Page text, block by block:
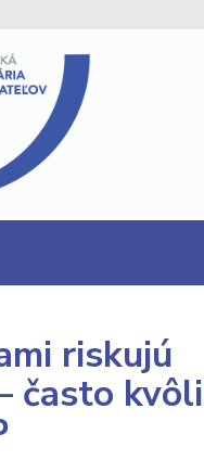
riskujú
často kvôli